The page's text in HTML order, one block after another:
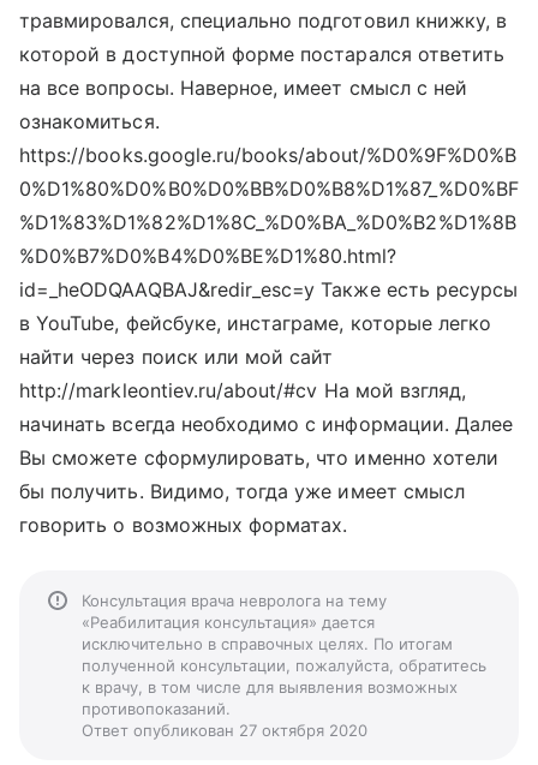
травмировался, специально подготовил книжку, в
которой в доступной форме постарался ответить
на все вопросы. Наверное, имеет смысл с ней
ознакомиться.
https://books.google.ru/books/about/%D0%9F%D0%B
0%D1%80%D0%B0%D0%BB%D0%B8%D1%87_%D0%BF
%D1%83%D1%82%D1%8C_%D0%BA_%D0%B2%D1%8B
%D0%B7%D0%B4%D0%BE%D1%80.html?
id=_heODQAAQBAJ&redir_esc=y Также есть ресурсы
в YouTube, фейсбуке, инстаграме, которые легко
найти через поиск или мой сайт
http://markleontiev.ru/about/#cv На мой взгляд,
начинать всегда необходимо с информации. Далее
Вы сможете сформулировать, что именно хотели
бы получить. Видимо, тогда уже имеет смысл
говорить о возможных форматах.
Консультация врача невролога на тему
«Реабилитация консультация» дается
исключительно в справочных целях. По итогам
полученной консультации, пожалуйста, обратитесь
к врачу, в том числе для выявления возможных
противопоказаний.
Ответ опубликован 27 октября 2020